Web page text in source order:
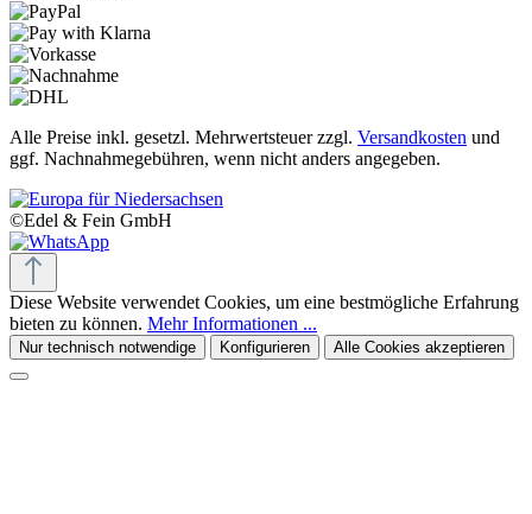
Alle Preise inkl. gesetzl. Mehrwertsteuer zzgl. Versandkosten und
ggf. Nachnahmegebühren, wenn nicht anders angegeben.
©Edel & Fein GmbH
Diese Website verwendet Cookies, um eine bestmögliche Erfahrung
bieten zu können. Mehr Informationen ...
Nur technisch notwendige Konfigurieren Alle Cookies akzeptieren